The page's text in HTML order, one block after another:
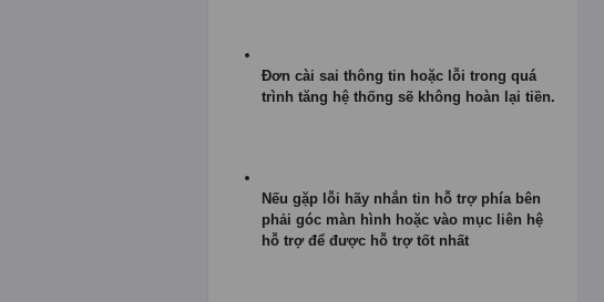
Đơn cài sai thông tin hoặc lỗi trong quá
trình tăng hệ thống sẽ không hoàn lại tiền.
Nếu gặp lỗi hãy nhắn tin hỗ trợ phía bên
phải góc màn hình hoặc vào mục liên hệ
hỗ trợ để được hỗ trợ tốt nhất